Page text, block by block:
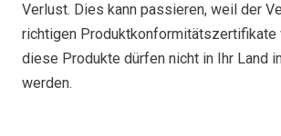
Verlust. Dies kann passieren, weil der
richtigen Produktkonformitätszertifikate
diese Produkte dürfen nicht in Ihr Land
werden.